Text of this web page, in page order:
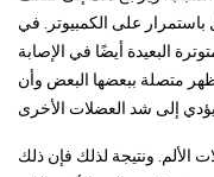
على الكمبيوتر. في
البعيدة أيضًا في الإصابة
متصلة ببعضها البعض وأن
الألم. ونتيجة لذلك فإن ذلك